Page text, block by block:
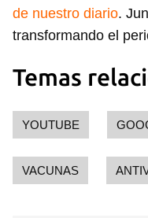
de nuestro diario.
transformando el
Temas
YOUTUBE
VACUNAS